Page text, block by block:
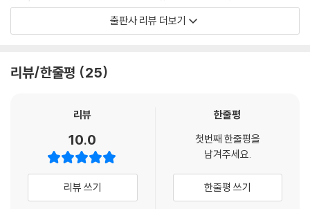
잡한 서사가 있는 장편이 아닌 열두 페이지 분량 안에서 기승전결을 보여
주는 단편 만화 모음으로, 각 편마다 나름의 재미와 즐거움을 선사하면서
● 점점 더 확장하는 다양성의 세계
《진지한 건 내일 할래!》에 등장하는 캐릭터들은 모두가 다른 생김새를 지
피소드의 단역들도 사람(사람도 동그란 얼굴, 세모난 얼굴, 네모난 얼굴 등
다양하다), 먼지, 거북이, 닭, 오이 등 다양한 모습을 하고 있다. 하지만 작
품 속 캐릭터들은 서로의 다른 모습을 이상하게 생각하거나 그것에 주목하
지 않는다. ‘나’와 ‘네’가 다른 것은 당연하기 때문이다.
출판사 리뷰 더보기
리뷰/한줄평 25
리뷰
10.0
리뷰 쓰기
한줄평
첫번째 한줄평을
남겨주세요.
한줄평 쓰기